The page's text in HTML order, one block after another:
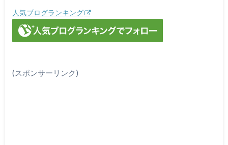
人気ブログランキング
(スポンサーリンク)